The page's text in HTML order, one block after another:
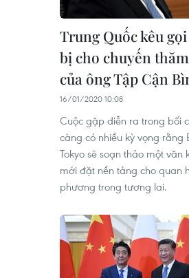
Trung Quốc kêu
bị cho chuyến
của ông Tập Cận
16/01/2020 10:08
Cuộc gặp diễn ra trong bối
càng có nhiều kỳ vọng rằng
Tokyo sẽ soạn thảo một văn
mới đặt nền tảng cho quan
phương trong tương lai.